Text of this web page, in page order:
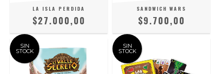
LA ISLA PERDIDA
$27.000,00
SANDWICH WARS
$9.700,00
SIN
STOCK
SIN
STOCK